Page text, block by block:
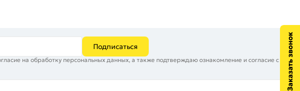
Подписаться
на обработку персональных данных, а также подтверждаю ознакомление и согласие с